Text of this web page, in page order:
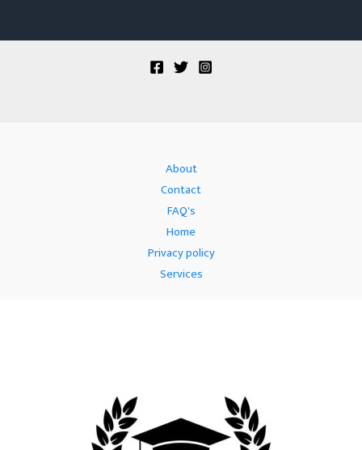
About
Contact
FAQ's
Home
Privacy policy
Services